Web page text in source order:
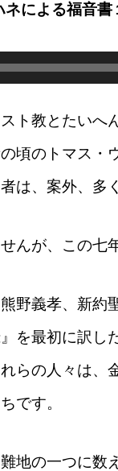
による福音
ト教とたい
頃のトマス
は、案外、多
んが、この七
野義孝、新
を最初に訳
らの人々は
です。
地の一つに